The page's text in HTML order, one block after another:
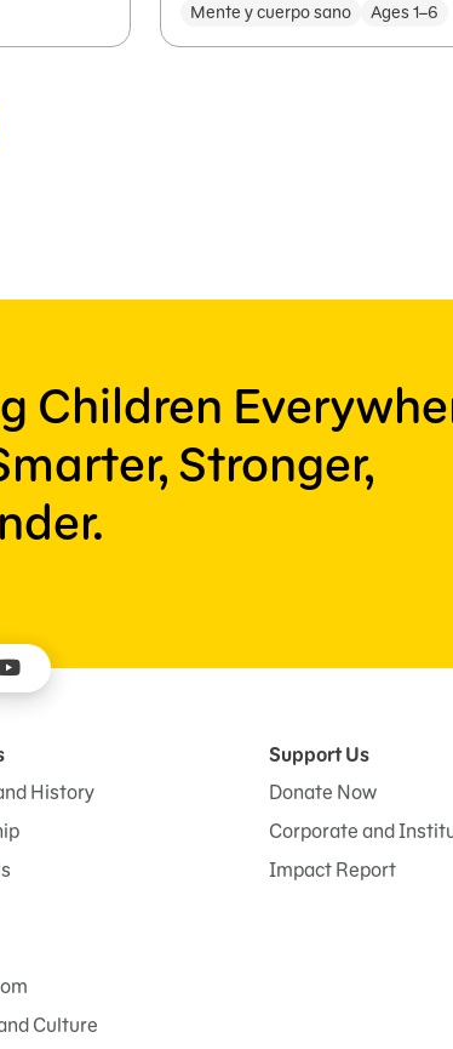
Mente y cuerpo sano Ages 1–6
Children
Stronger,
History
Culture
Support Us
Donate Now
Corporate and
Impact Report